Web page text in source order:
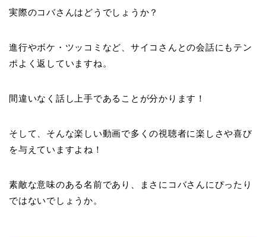
実際のコバさんはどうでしょうか？
進行やボケ・ツッコミなど、サイコさんとの会話にもテン
ポよく返していますね。
間違いなく話し上手であることが分かります！
そして、そんな楽しい動画で多くの視聴者に楽しさや喜び
を与えていますよね！
素敵な意味のある名前であり、まさにコバさんにぴったり
ではないでしょうか。